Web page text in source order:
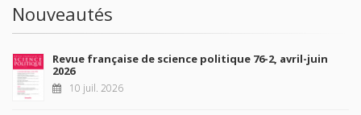
Nouveautés
Revue française de science politique 76-2, avril-juin
2026
10 juil. 2026